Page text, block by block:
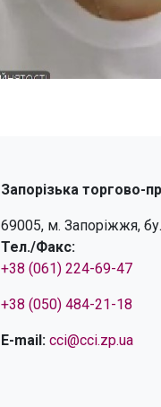
Запорізька торгово-
69005, м. Запоріжжя,
Тел./Факс:
+38 (061) 224-69-47
+38 (050) 484-21-18
E-mail: cci@cci.zp.ua